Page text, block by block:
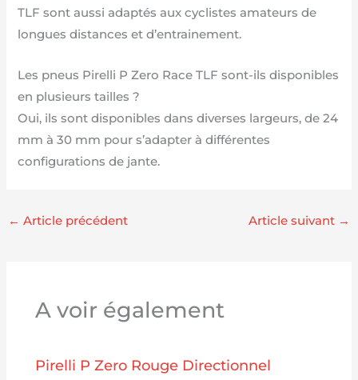
TLF sont aussi adaptés aux cyclistes amateurs de
longues distances et d’entrainement.
Les pneus Pirelli P Zero Race TLF sont-ils disponibles
en plusieurs tailles ?
Oui, ils sont disponibles dans diverses largeurs, de 24
mm à 30 mm pour s’adapter à différentes
configurations de jante.
← Article précédent Article suivant →
A voir également
Pirelli P Zero Rouge Directionnel